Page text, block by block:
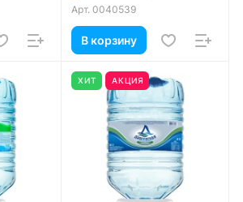
Арт. 0040539
В корзину
ХИТ АКЦИЯ